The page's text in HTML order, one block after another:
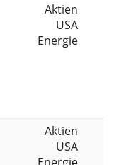
Aktien
USA
Energie
Aktien
USA